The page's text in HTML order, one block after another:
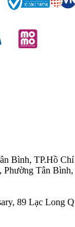
Bình, TP.Hồ
Phường Tân
89 Lạc Long